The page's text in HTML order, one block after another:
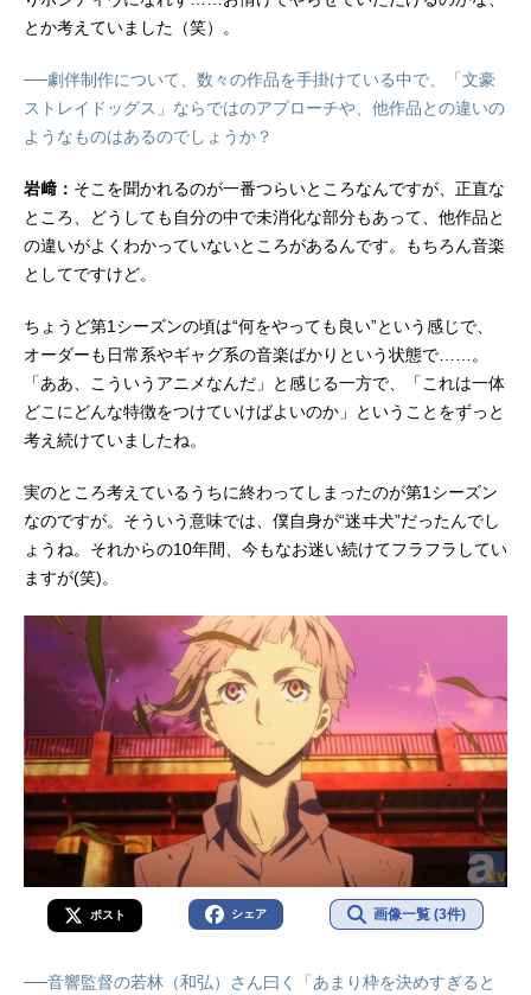
とか考えていました（笑）。
──劇伴制作について、数々の作品を手掛けている中で、「文豪
ストレイドッグス」ならではのアプローチや、他作品との違いの
ようなものはあるのでしょうか？
岩﨑： そこを聞かれるのが一番つらいところなんですが、正直な
ところ、どうしても自分の中で未消化な部分もあって、他作品と
の違いがよくわかっていないところがあるんです。もちろん音楽
としてですけど。
ちょうど第1シーズンの頃は“何をやっても良い”という感じで、
オーダーも日常系やギャグ系の音楽ばかりという状態で……。
「ああ、こういうアニメなんだ」と感じる一方で、「これは一体
どこにどんな特徴をつけていけばよいのか」ということをずっと
考え続けていましたね。
実のところ考えているうちに終わってしまったのが第1シーズン
なのですが。そういう意味では、僕自身が“迷ヰ犬”だったんでし
ょうね。それからの10年間、今もなお迷い続けてフラフラしてい
ますが(笑)。
ポスト シェア 画像一覧 (3件)
──音響監督の若林（和弘）さん曰く「あまり枠を決めすぎると